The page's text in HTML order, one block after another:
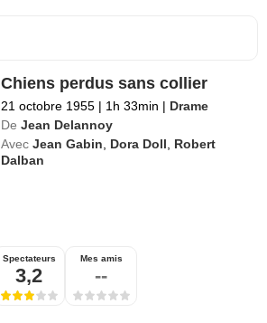
Chiens perdus sans collier
21 octobre 1955 | 1h 33min | Drame
De Jean Delannoy
Avec Jean Gabin Dora Doll
Robert
Dalban
Spectateurs
3,2
Mes amis
--